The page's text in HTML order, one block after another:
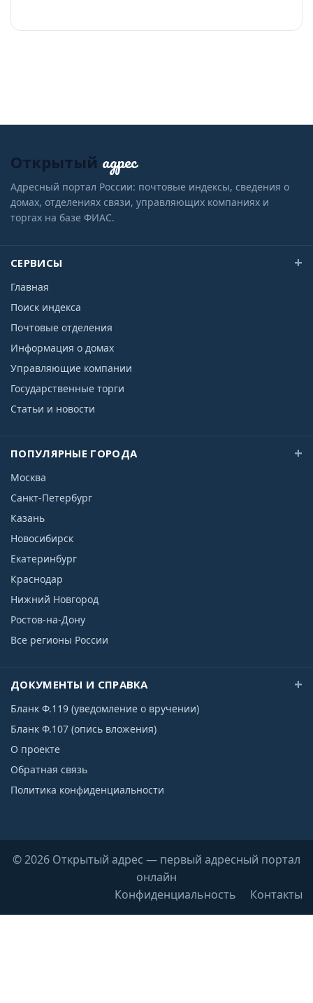
Открытый адрес
Адресный портал России: почтовые индексы, сведения о
домах, отделениях связи, управляющих компаниях и
торгах на базе ФИАС.
СЕРВИСЫ
Главная
Поиск индекса
Почтовые отделения
Информация о домах
Управляющие компании
Государственные торги
Статьи и новости
ПОПУЛЯРНЫЕ ГОРОДА
Москва
Санкт-Петербург
Казань
Новосибирск
Екатеринбург
Краснодар
Нижний Новгород
Ростов-на-Дону
Все регионы России
ДОКУМЕНТЫ И СПРАВКА
Бланк Ф.119 (уведомление о вручении)
Бланк Ф.107 (опись вложения)
О проекте
Обратная связь
Политика конфиденциальности
© 2026 Открытый адрес — первый адресный портал
онлайн
Конфиденциальность
Контакты